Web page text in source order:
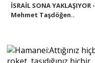
İSRAİL SONA YAKLAŞIYOR -
Mehmet Taşdöğen..